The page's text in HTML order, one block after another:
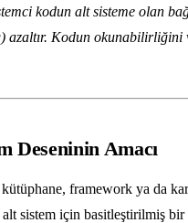
kodun alt sisteme olan
azaltır. Kodun okunabilirliğini
Deseninin Amacı
framework ya da
alt sistem için basitleştirilmiş bir